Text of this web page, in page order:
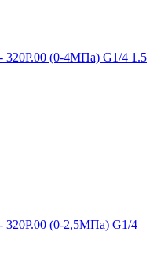
(0-4МПа) G1/4 1.5
(0-2,5МПа) G1/4